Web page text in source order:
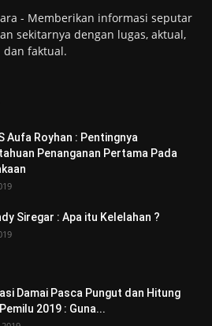
- Memberikan informasi seputar
sekitarnya dengan lugas, aktual,
dan faktual.
Aufa Royhan : Pentingnya
Penanganan Pertama Pada
Siregar : Apa itu Kelelahan ?
Damai Pasca Pungut dan Hitung
2019 : Guna...